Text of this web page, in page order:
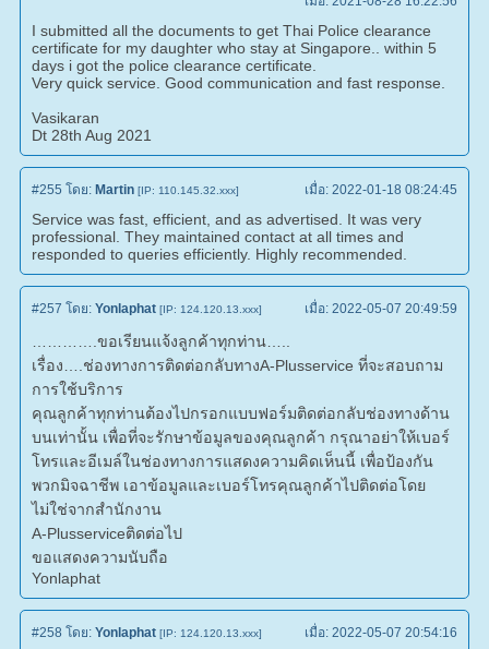
I submitted all the documents to get Thai Police clearance
certificate for my daughter who stay at Singapore.. within 5
days i got the police clearance certificate.
Very quick service. Good communication and fast response.
Vasikaran
Dt 28th Aug 2021
#255 โดย: Martin [IP: 110.145.32.xxx] เมื่อ: 2022-01-18 08:24:45
Service was fast, efficient, and as advertised. It was very
professional. They maintained contact at all times and
responded to queries efficiently. Highly recommended.
#257 โดย: Yonlaphat [IP: 124.120.13.xxx] เมื่อ: 2022-05-07 20:49:59
………….ขอเรียนแจ้งลูกค้าทุกท่าน…..
เรื่อง….ช่องทางการติดต่อกลับทางA-Plusservice ที่จะสอบถาม
การใช้บริการ
คุณลูกค้าทุกท่านต้องไปกรอกแบบฟอร์มติดต่อกลับช่องทางด้าน
บนเท่านั้น เพื่อที่จะรักษาข้อมูลของคุณลูกค้า กรุณาอย่าให้เบอร์
โทรและอีเมล์ในช่องทางการแสดงความคิดเห็นนี้ เพื่อป้องกัน
พวกมิจฉาชีพ เอาข้อมูลและเบอร์โทรคุณลูกค้าไปติดต่อโดย
ไม่ใช่จากสำนักงาน
A-Plusserviceติดต่อไป
ขอแสดงความนับถือ
Yonlaphat
#258 โดย: Yonlaphat [IP: 124.120.13.xxx] เมื่อ: 2022-05-07 20:54:16